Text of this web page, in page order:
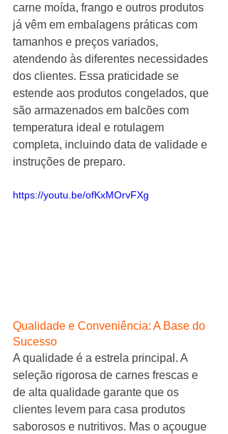
carne moída, frango e outros produtos
já vêm em embalagens práticas com
tamanhos e preços variados,
atendendo às diferentes necessidades
dos clientes. Essa praticidade se
estende aos produtos congelados, que
são armazenados em balcões com
temperatura ideal e rotulagem
completa, incluindo data de validade e
instruções de preparo.
https://youtu.be/ofKxMOrvFXg
Qualidade e Conveniência: A Base do
Sucesso
A qualidade é a estrela principal. A
seleção rigorosa de carnes frescas e
de alta qualidade garante que os
clientes levem para casa produtos
saborosos e nutritivos. Mas o açougue